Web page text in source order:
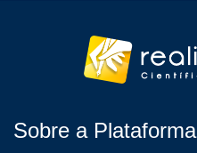
Sobre a Plataforma